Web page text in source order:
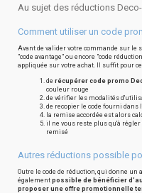
Au sujet des réductions
Comment utiliser un code
Avant de valider votre commande sur le
"code avantage" ou encore "code
appliquée sur votre achat. Il suffit pour
de récupérer code promo
couleur rouge
de vérifier les modalités
de recopier le code fourni dans
la remise accordée est alors
il ne vous reste plus qu'à
remisé
Autres réductions possible
Outre le code de réduction, qui donne un
également possible de bénéficier
proposer une offre promotionnelle